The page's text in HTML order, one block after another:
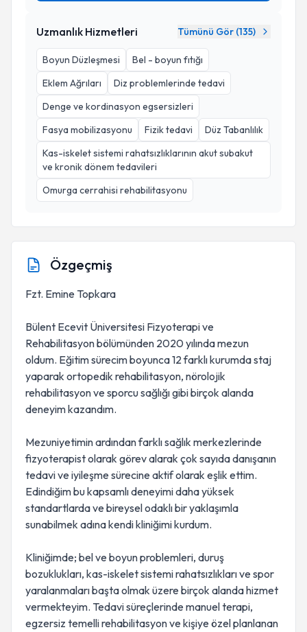
Uzmanlık Hizmetleri Tümünü Gör (135)
Boyun Düzleşmesi
Bel - boyun fıtığı
Eklem Ağrıları
Diz problemlerinde tedavi
Denge ve kordinasyon egsersizleri
Fasya mobilizasyonu
Fizik tedavi
Düz Tabanlılık
Kas-iskelet sistemi rahatsızlıklarının akut subakut
ve kronik dönem tedavileri
Omurga cerrahisi rehabilitasyonu
Özgeçmiş
Fzt. Emine Topkara
Bülent Ecevit Üniversitesi Fizyoterapi ve
Rehabilitasyon bölümünden 2020 yılında mezun
oldum. Eğitim sürecim boyunca 12 farklı kurumda staj
yaparak ortopedik rehabilitasyon, nörolojik
rehabilitasyon ve sporcu sağlığı gibi birçok alanda
deneyim kazandım.
Mezuniyetimin ardından farklı sağlık merkezlerinde
fizyoterapist olarak görev alarak çok sayıda danışanın
tedavi ve iyileşme sürecine aktif olarak eşlik ettim.
Edindiğim bu kapsamlı deneyimi daha yüksek
standartlarda ve bireysel odaklı bir yaklaşımla
sunabilmek adına kendi kliniğimi kurdum.
Kliniğimde; bel ve boyun problemleri, duruş
bozuklukları, kas-iskelet sistemi rahatsızlıkları ve spor
yaralanmaları başta olmak üzere birçok alanda hizmet
vermekteyim. Tedavi süreçlerinde manuel terapi,
egzersiz temelli rehabilitasyon ve kişiye özel planlanan